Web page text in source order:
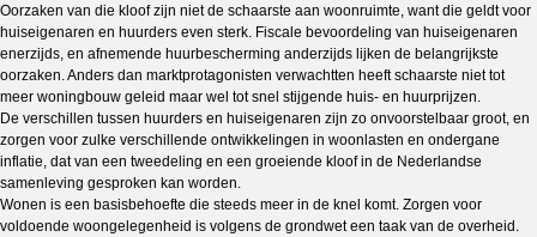
Oorzaken van die kloof zijn niet de schaarste aan woonruimte, want die geldt voor
huiseigenaren en huurders even sterk. Fiscale bevoordeling van huiseigenaren
enerzijds, en afnemende huurbescherming anderzijds lijken de belangrijkste
oorzaken. Anders dan marktprotagonisten verwachtten heeft schaarste niet tot
meer woningbouw geleid maar wel tot snel stijgende huis- en huurprijzen.
De verschillen tussen huurders en huiseigenaren zijn zo onvoorstelbaar groot, en
zorgen voor zulke verschillende ontwikkelingen in woonlasten en ondergane
inflatie, dat van een tweedeling en een groeiende kloof in de Nederlandse
samenleving gesproken kan worden.
Wonen is een basisbehoefte die steeds meer in de knel komt. Zorgen voor
voldoende woongelegenheid is volgens de grondwet een taak van de overheid.